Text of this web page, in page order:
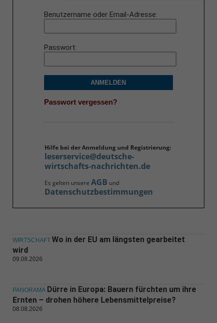
Benutzername oder Email-Adresse
Passwort
ANMELDEN
Passwort vergessen?
Hilfe bei der Anmeldung und Registrierung:
leserservice@deutsche-
wirtschafts-nachrichten.de
Es gelten unsere AGB und
Datenschutzbestimmungen
WIRTSCHAFT Wo in der EU am längsten gearbeitet
wird
09.08.2026
PANORAMA Dürre in Europa: Bauern fürchten um ihre
Ernten – drohen höhere Lebensmittelpreise?
08.08.2026